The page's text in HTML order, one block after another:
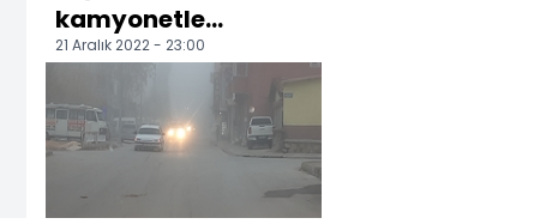
kamyonetle
otomobilin
çarpışması sonucu 2
kişi öldü, 5 ki...
21 Aralık 2022 - 23:00